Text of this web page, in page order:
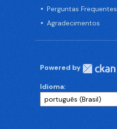
Perguntas Frequentes
Agradecimentos
Powered by
Idioma